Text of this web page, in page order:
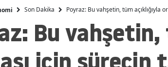
Son Dakika Poyraz: Bu vahşetin, tüm açıklığıyla
Bu vahşetin,